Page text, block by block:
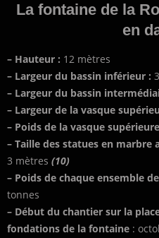
La fontaine de la
en
– Hauteur : 12 mètres
– Largeur du bassin inférieur :
– Largeur du bassin
– Largeur de la vasque
– Poids de la vasque
– Taille des statues en marbre
3 mètres (10)
– Poids de chaque ensemble
tonnes
– Début du chantier sur la
fondations de la fontaine :